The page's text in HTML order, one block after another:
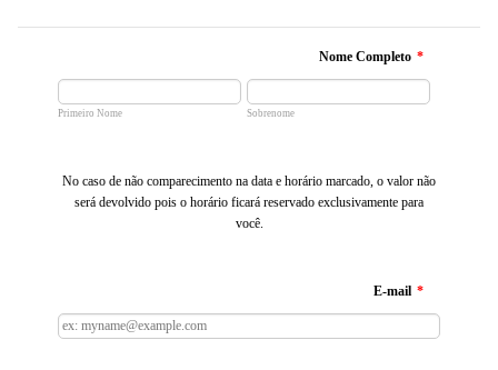
Nome Completo *
Primeiro Nome Sobrenome
No caso de não comparecimento na data e horário marcado, o valor não
será devolvido pois o horário ficará reservado exclusivamente para
você.
E-mail *